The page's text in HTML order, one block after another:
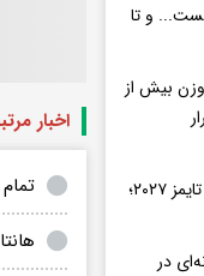
اخبار
و تا
بیش از
حضور ۷۵ دانشگاه ایرانی در تایمز ۲۰۲۷؛
در